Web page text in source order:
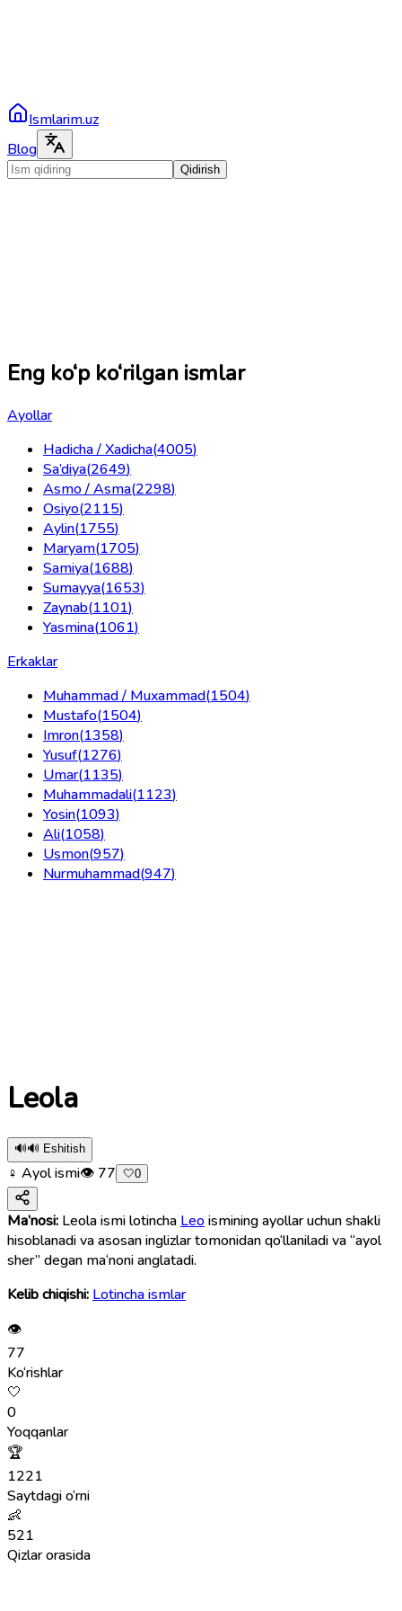
Ismlarim.uz
Blog
Qidirish
Eng ko‘p ko‘rilgan ismlar
Ayollar
Hadicha / Xadicha(4005)
Sa’diya(2649)
Asmo / Asma(2298)
Osiyo(2115)
Aylin(1755)
Maryam(1705)
Samiya(1688)
Sumayya(1653)
Zaynab(1101)
Yasmina(1061)
Erkaklar
Muhammad / Muxammad(1504)
Mustafo(1504)
Imron(1358)
Yusuf(1276)
Umar(1135)
Muhammadali(1123)
Yosin(1093)
Ali(1058)
Usmon(957)
Nurmuhammad(947)
Leola
🔊🔊 Eshitish
♀ Ayol ismi👁 77 🤍0
Ma’nosi: Leola ismi lotincha Leoismining ayollar uchun shakli
hisoblanadi va asosan inglizlar tomonidan qo‘llaniladi va “ayol
sher” degan ma‘noni anglatadi.
Kelib chiqishi: Lotincha ismlar
👁
77
Ko‘rishlar
🤍
0
Yoqqanlar
🏆
1221
Saytdagi o‘rni
👶
521
Qizlar orasida